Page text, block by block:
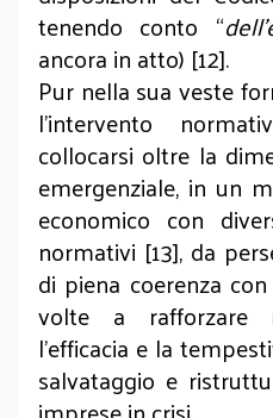
tenendo conto “
ancora in atto) [12].
Pur nella sua veste
l’intervento
collocarsi oltre la
emergenziale, in un
economico con
normativi [13], da
di piena coerenza
volte a rafforzare
l’efficacia e la
salvataggio e